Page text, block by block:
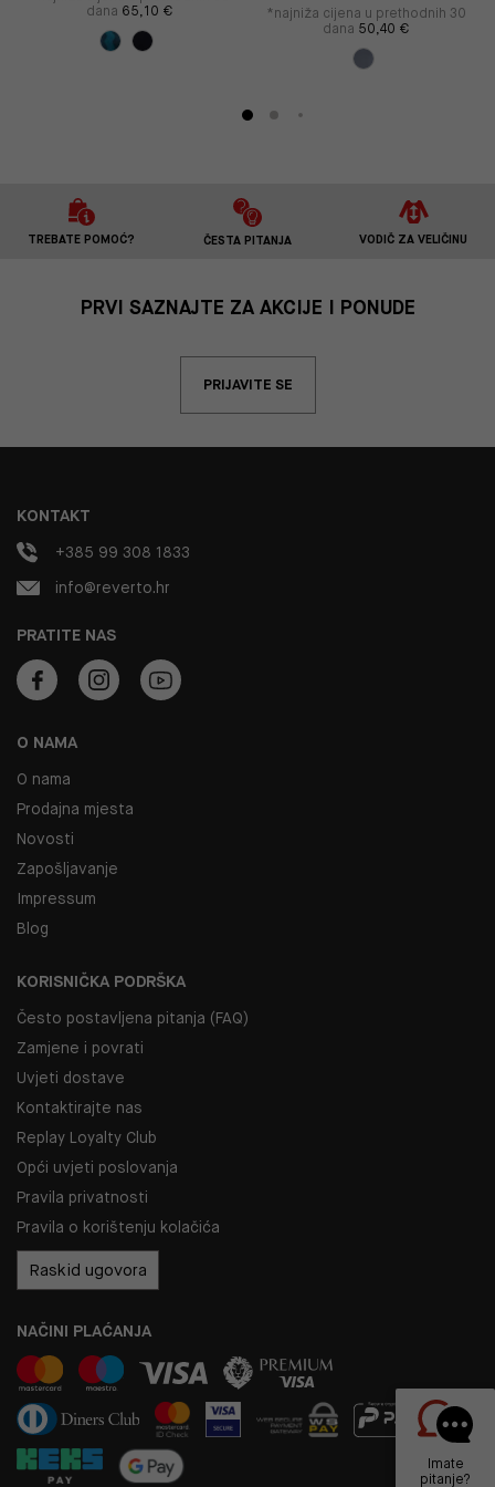
dana 65,10 €
*najniža cijena u prethodnih 30
dana 50,40 €
TREBATE POMOĆ? ČESTA PITANJA VODIČ ZA VELIČINU
PRVI SAZNAJTE ZA AKCIJE I PONUDE
PRIJAVITE SE
O NAMA
O nama
Prodajna mjesta
Novosti
Zapošljavanje
Impressum
Blog
KORISNIČKA PODRŠKA
Često postavljena pitanja (FAQ)
Zamjene i povrati
Uvjeti dostave
Kontaktirajte nas
Replay Loyalty Club
Opći uvjeti poslovanja
Pravila privatnosti
Pravila o korištenju kolačića
Raskid ugovora
PRATITE NAS
NAČINI PLAĆANJA
KONTAKT
+385 99 308 1833
info@reverto.hr
Imate
pitanje?